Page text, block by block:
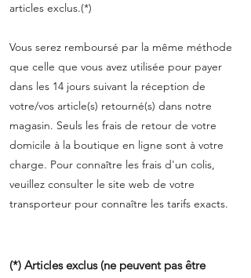
articles exclus.(*)
Vous serez remboursé par la même méthode
que celle que vous avez utilisée pour payer
dans les 14 jours suivant la réception de
votre/vos article(s) retourné(s) dans notre
magasin. Seuls les frais de retour de votre
domicile à la boutique en ligne sont à votre
charge. Pour connaître les frais d'un colis,
veuillez consulter le site web de votre
transporteur pour connaître les tarifs exacts.
(*) Articles exclus (ne peuvent pas être